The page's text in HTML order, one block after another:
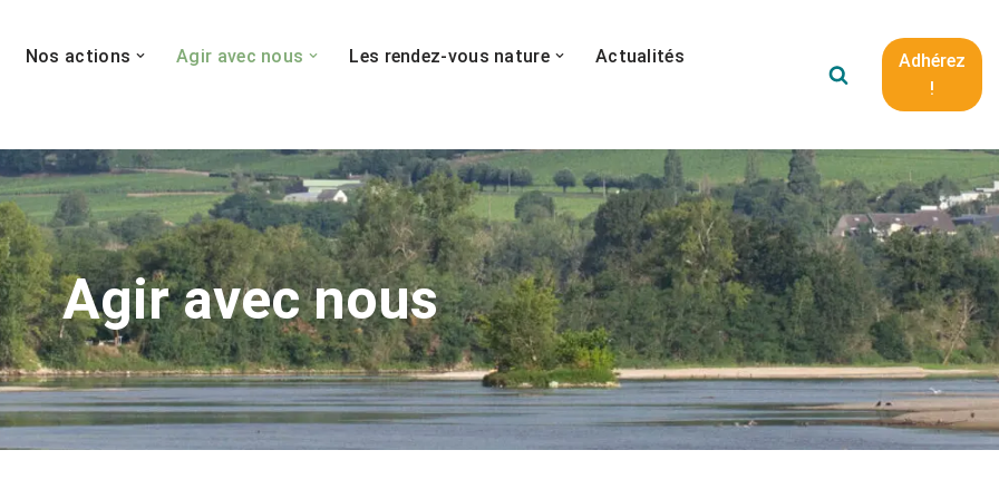
Nos actions Agir avec nous Les rendez-vous nature
Actualités
Adhérez
!
Agir avec nous